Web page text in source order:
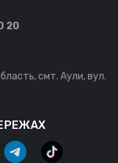
20
смт. Аули, вул.